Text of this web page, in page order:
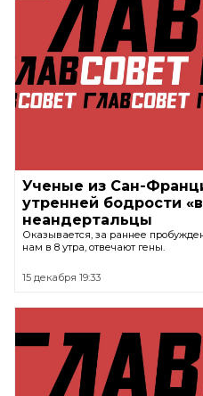
Ученые из Сан-
утренней бодрости
неандертальцы
Оказывается, за раннее
нам в 8 утра, отвечают гены.
15 декабря 19:33